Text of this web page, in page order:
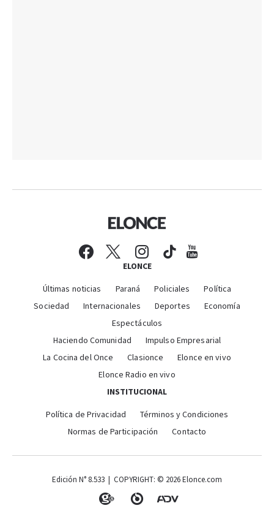
ELONCE
Últimas noticias Paraná Policiales
Política
Sociedad
Internacionales Deportes
Economía
Espectáculos
Haciendo Comunidad
Impulso Empresarial
La Cocina del Once
Clasionce
Elonce en vivo
Elonce Radio en vivo
INSTITUCIONAL
Política de Privacidad
Términos y Condiciones
Normas de Participación
Contacto
Edición N° 8.533 | COPYRIGHT: © 2026 Elonce.com